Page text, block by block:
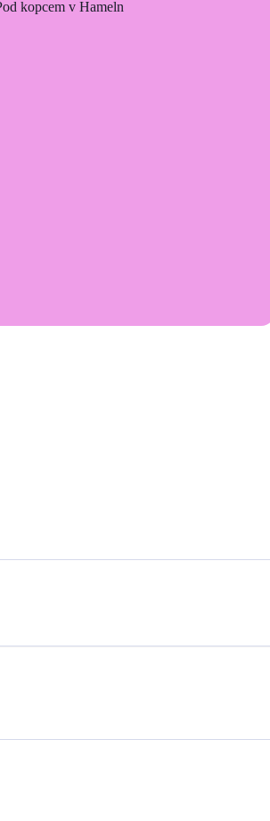
kopcem v Hameln